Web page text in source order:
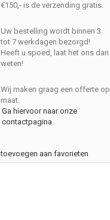
€150,- is de verzending gratis.
Uw bestelling wordt binnen 3
tot 7 werkdagen bezorgd!
Heeft u spoed, laat het ons dan
weten!
Wij maken graag een offerte op
maat.
Ga hiervoor naar onze
contactpagina.
toevoegen aan favorieten